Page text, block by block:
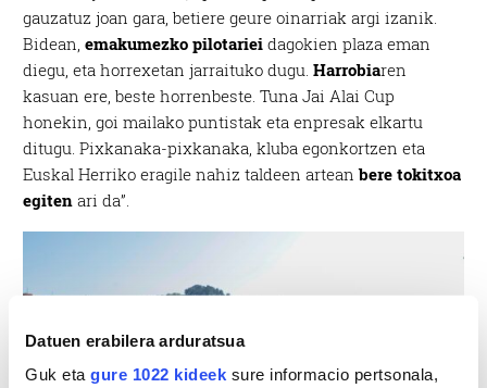
Datuen erabilera arduratsua
Guk eta gure 1022 kideek sure informacio pertsonala,
gauzatuz joan gara, betiere geure oinarriak argi izanik.
Bidean,emakumezko pilotariei dagokien plaza eman
diegu, eta horrexetan jarraituko dugu. Harrobiaren
kasuan ere, beste horrenbeste. Tuna Jai Alai Cup
honekin, goi mailako puntistak eta enpresak elkartu
ditugu. Pixkanaka-pixkanaka, kluba egonkortzen eta
Euskal Herriko eragile nahiz taldeen artean bere tokitxoa
egiten ari da”.